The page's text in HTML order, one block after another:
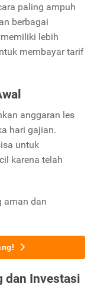
paling ampuh
berbagai
lebih
membayar tarif
anggaran les
hari gajian.
untuk
karena telah
aman dan
dan Investasi